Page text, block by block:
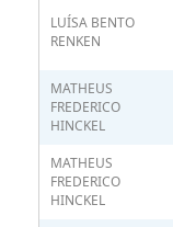
LUÍSA BENTO
RENKEN
MATHEUS
FREDERICO
HINCKEL
MATHEUS
FREDERICO
HINCKEL